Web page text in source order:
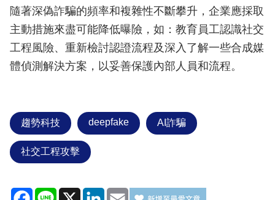
隨著深偽詐騙的頻率和複雜性不斷攀升，企業應採取
主動措施來盡可能降低曝險，如：教育員工認識社交
工程風險、重新檢討認證流程及深入了解一些合成媒
體偵測解決方案，以妥善保護內部人員和流程。
趨勢科技 deepfake AI詐騙
社交工程攻擊
Facebook
Line X LinkedIn
Email